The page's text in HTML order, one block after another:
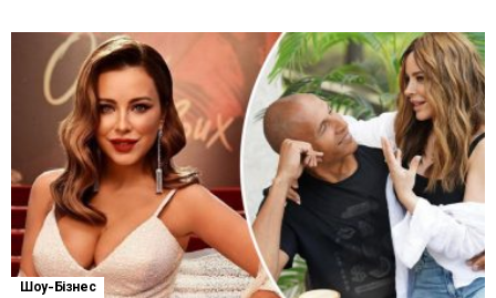
Шоу-Бізнес